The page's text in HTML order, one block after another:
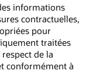
informations
contractuelles,
pour
traitées
de la
conformément à